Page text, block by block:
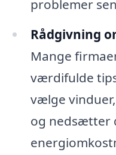
problemer
Rådgivning
Mange
værdifulde
vælge
og nedsætter